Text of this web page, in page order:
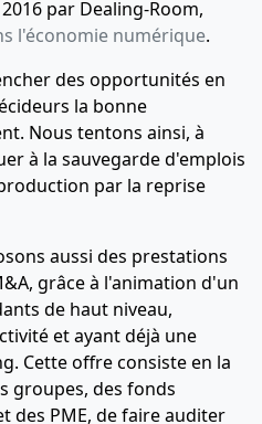
11-
02-
2008
Statuts
constitutifs,
Déclaration
de
souscription
et de
versement
ACTE SSP ,
par Dealing-Room,
l'économie numérique.
des opportunités en
la bonne
Nous tentons ainsi, à
à la sauvegarde d'emplois
par la reprise
aussi des prestations
grâce à l'animation d'un
de haut niveau,
et ayant déjà une
Cette offre consiste en la
groupes, des fonds
des PME, de faire auditer